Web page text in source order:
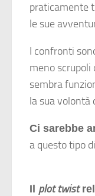
praticamente
le sue
I confronti
meno scrupoli
sembra
la sua volontà
Ci sarebbe
a questo tipo
Il plot twist